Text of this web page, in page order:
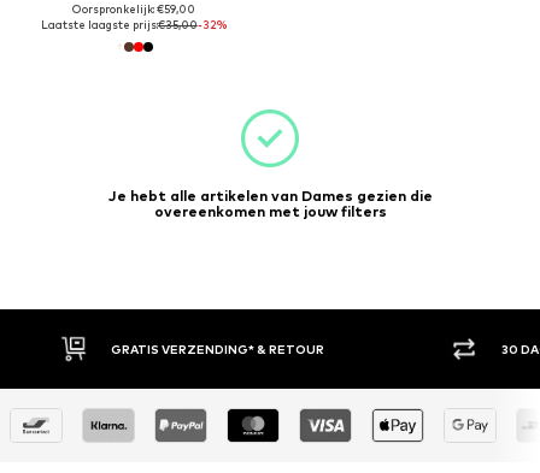
Oorspronkelijk: €59,00
Laatste laagste prijs:€35,00-32%
Je hebt alle artikelen van Dames gezien die
overeenkomen met jouw filters
GRATIS VERZENDING* & RETOUR 30